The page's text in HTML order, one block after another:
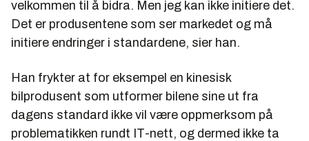
velkommen til å bidra. Men jeg kan ikke initiere det.
Det er produsentene som ser markedet og må
initiere endringer i standardene, sier han.
Han frykter at for eksempel en kinesisk
bilprodusent som utformer bilene sine ut fra
dagens standard ikke vil være oppmerksom på
problematikken rundt IT-nett, og dermed ikke ta